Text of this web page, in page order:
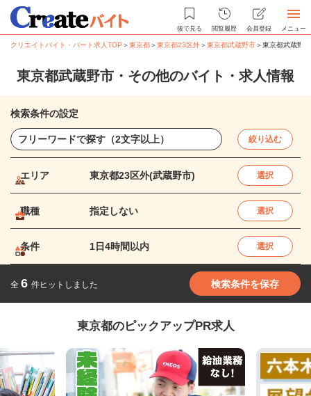
後で見る 閲覧履歴 会員登録 メニュー
クリエイトバイト・パート求人TOP ＞東京都＞東京都23区外＞東京都武蔵野市＞東京都武蔵野
東京都武蔵野市・その他のバイト・求人情報
検索条件の設定
絞り込む
エリア 東京都23区外(武蔵野市) 選択
職種 指定しない 選択
条件 1日4時間以内 選択
全 6 件ヒットしました 検索条件を保存
東京都のピックアップPR求人